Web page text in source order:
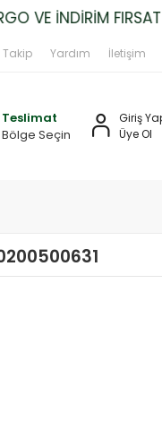
VE İNDİRİM
Takip Yardım İletişim
Teslimat
Bölge Seçin
Giriş
Üye Ol